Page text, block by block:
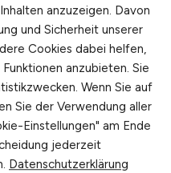
anzuzeigen. Davon
und Sicherheit unserer
Cookies dabei helfen,
anzubieten. Sie
Wenn Sie auf
Sie der Verwendung aller
Einstellungen" am Ende
jederzeit
Datenschutzerklärung